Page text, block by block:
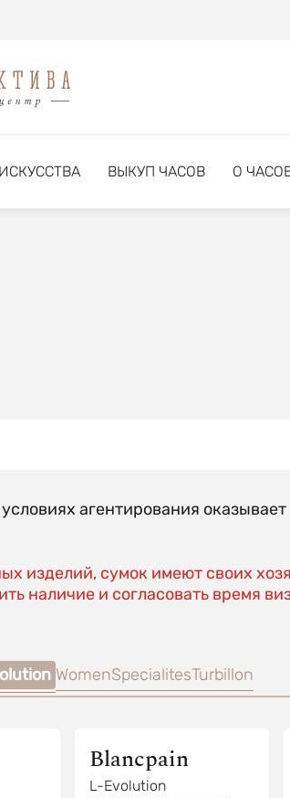
ВЫКУП ЧАСОВ О
агентирования оказывает
изделий, сумок имеют своих
наличие и согласовать время
WomenSpecialitesTurbillon
Blancpain
L-Evolution